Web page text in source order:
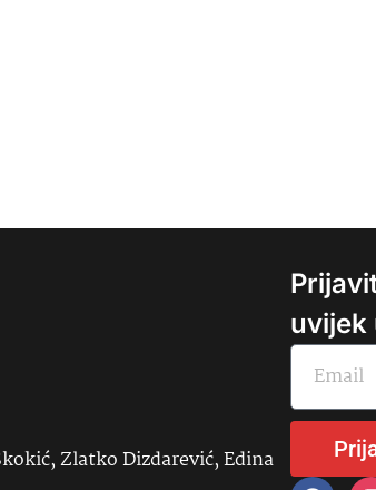
Zlatko Dizdarević, Edina
uvijek